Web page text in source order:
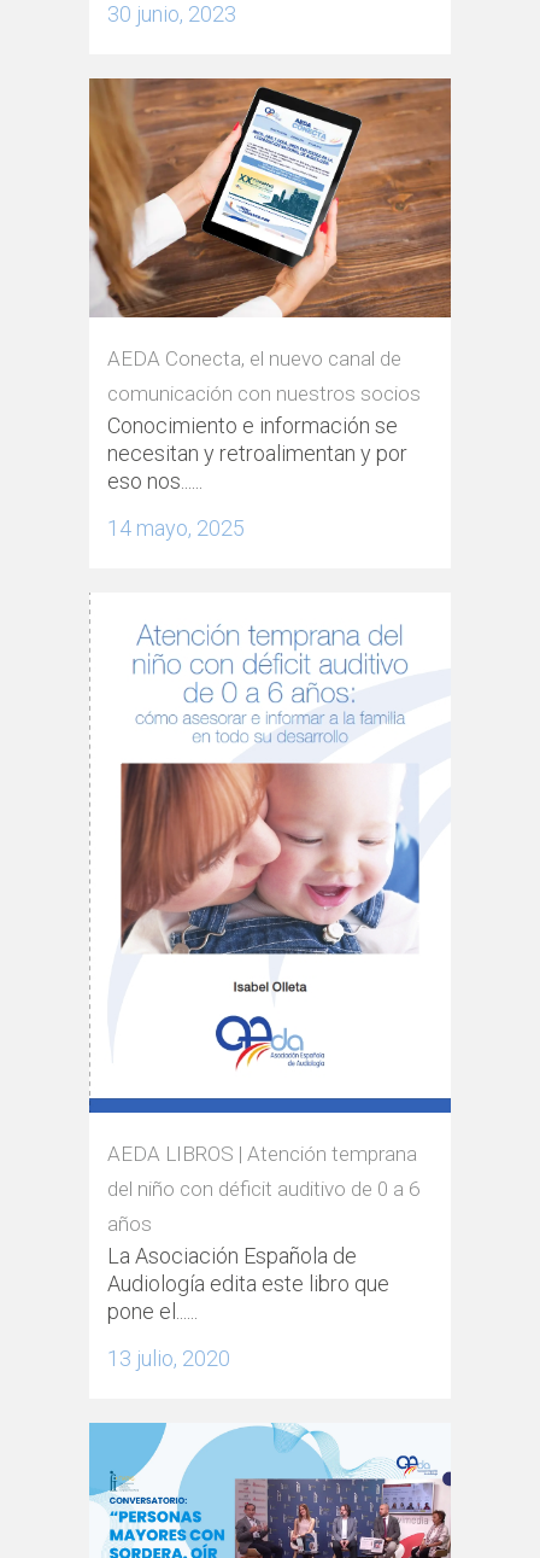
30 junio, 2023
AEDA Conecta, el nuevo canal de
comunicación con nuestros socios
Conocimiento e información se
necesitan y retroalimentan y por
eso nos......
14 mayo, 2025
AEDA LIBROS | Atención temprana
del niño con déficit auditivo de 0 a 6
años
La Asociación Española de
Audiología edita este libro que
pone el......
13 julio, 2020